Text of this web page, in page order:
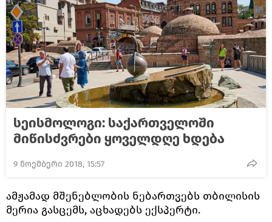
სეისმოლოგი: საქართველოში
მიწისძვრები ყოველდღე ხდება
9 ნოემბერი 2018, 15:57
ამჟამად მშენებლობის ნებართვებს თბილისის
მერია გასცემს, აცხადებს ექსპერტი.